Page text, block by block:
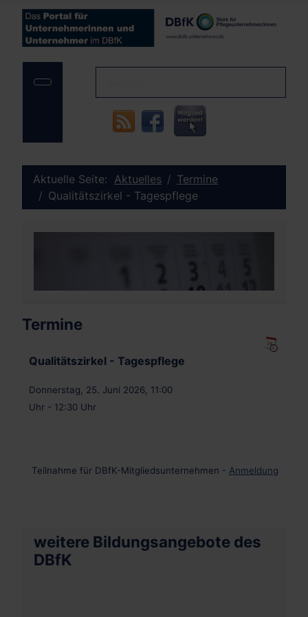
Aktuelle Seite: Aktuelles
Termine
Qualitätszirkel - Tagespflege
Termine
Qualitätszirkel - Tagespflege
Donnerstag, 25. Juni 2026, 11:00
Uhr - 12:30 Uhr
Teilnahme für DBfK-Mitgliedsunternehmen - Anmeldung
weitere Bildungsangebote des
DBfK